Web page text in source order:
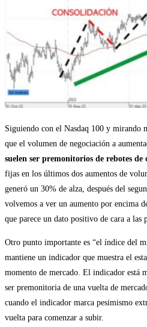
Siguiendo con el Nasdaq 100 y mirando
que el volumen de negociación a
suelen ser premonitorios de rebotes de
fijas en los últimos dos aumentos de
generó un 30% de alza, después del
volvemos a ver un aumento por encima
que parece un dato positivo de cara a las
Otro punto importante es “el índice del
mantiene un indicador que muestra el
momento de mercado. El indicador está
ser premonitoria de una vuelta de
cuando el indicador marca pesimismo
vuelta para comenzar a subir.